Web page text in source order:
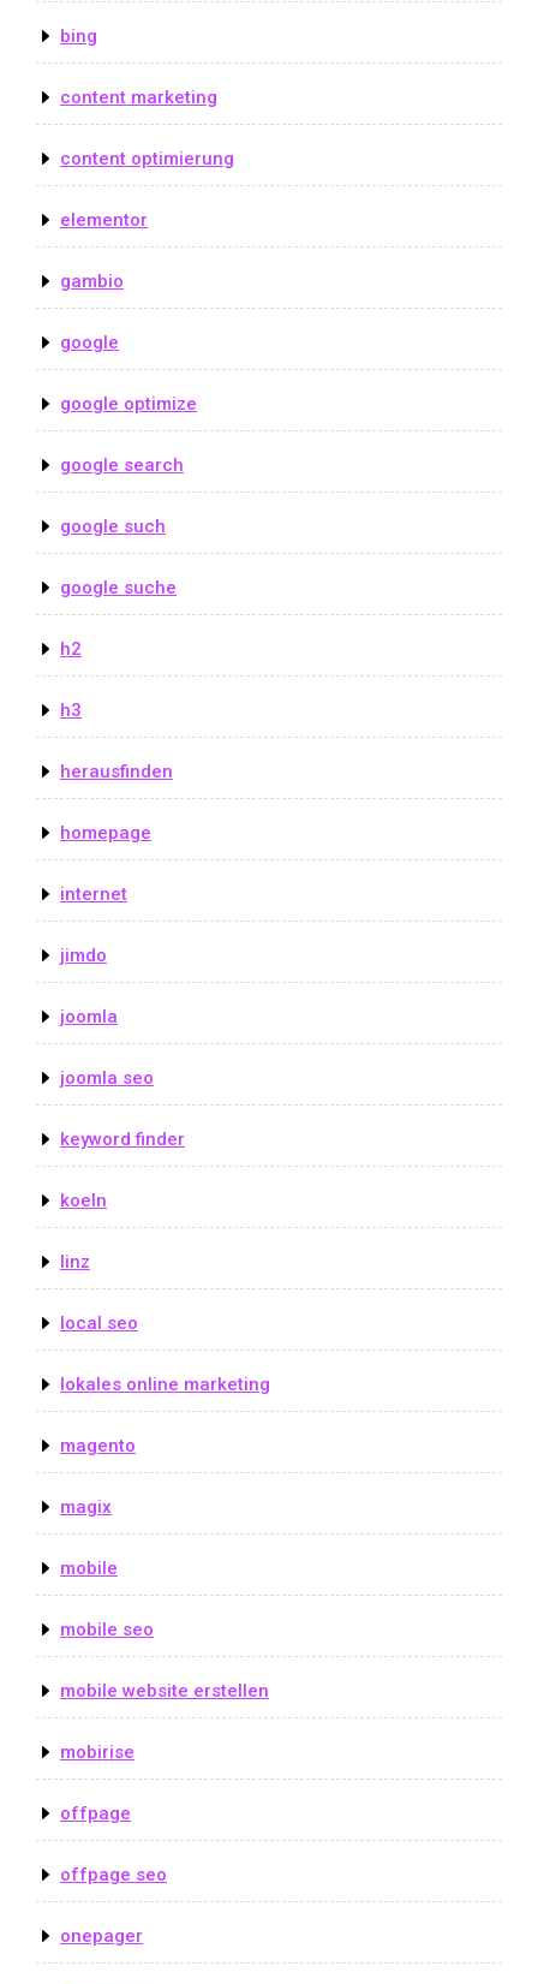
bing
content marketing
content optimierung
elementor
gambio
google
google optimize
google search
google such
google suche
h2
h3
herausfinden
homepage
internet
jimdo
joomla
joomla seo
keyword finder
koeln
linz
local seo
lokales online marketing
magento
magix
mobile
mobile seo
mobile website erstellen
mobirise
offpage
offpage seo
onepager